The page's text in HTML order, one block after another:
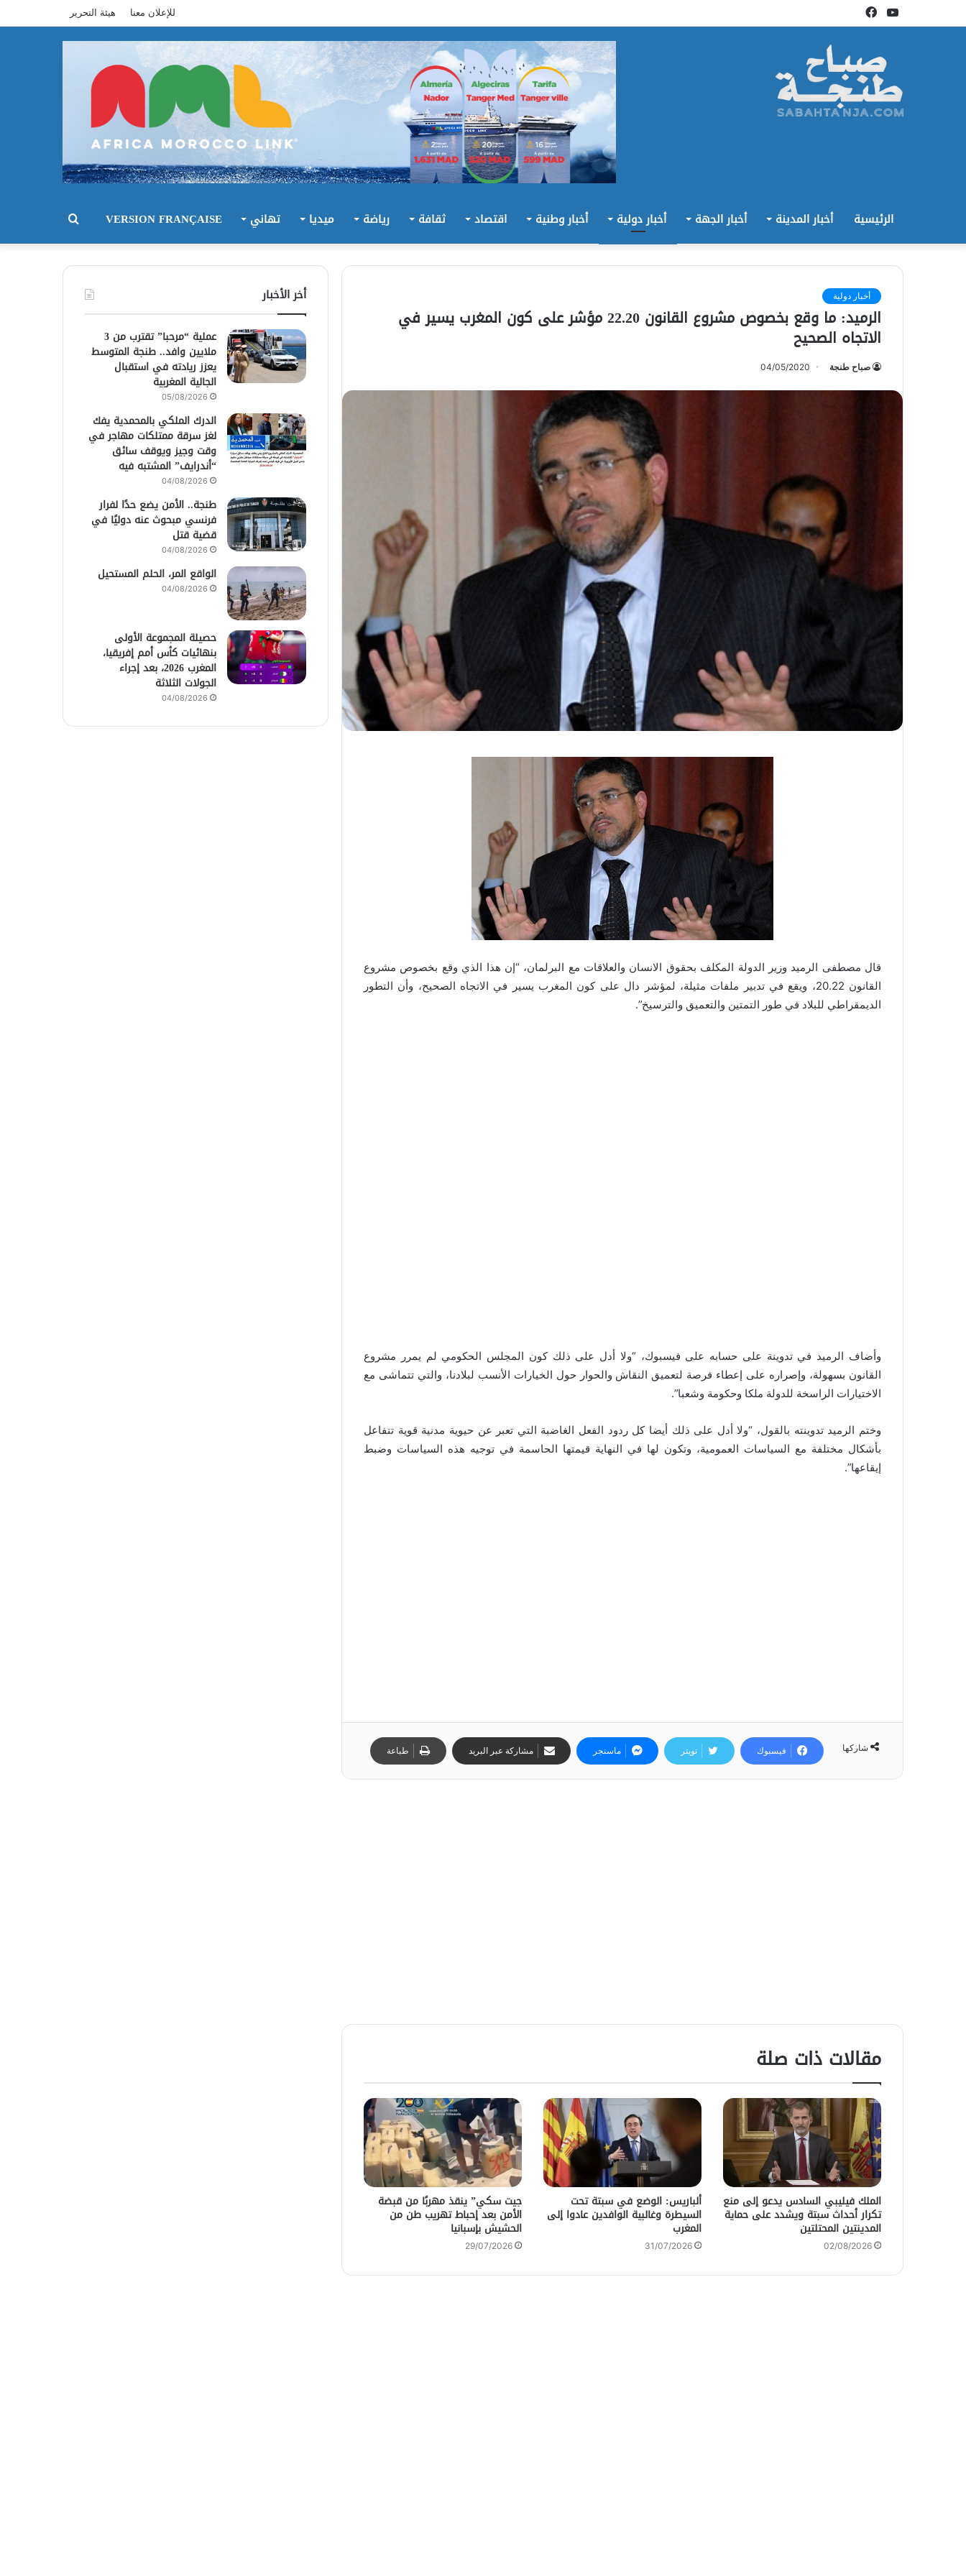
فيسبوكيوتيوب للإعلان معنا هيئة التحرير
الرئيسية أخبار المدينة أخبار الجهة أخبار دولية أخبار وطنية اقتصاد ثقافة رياضة ميديا تهاني VERSION FRANÇAISE بحث
أخبار دولية
الرميد: ما وقع بخصوص مشروع القانون 22.20 مؤشر على كون المغرب يسير في
الاتجاه الصحيح
صباح طنجة 04/05/2020
قال مصطفى الرميد وزير الدولة المكلف بحقوق الانسان والعلاقات مع البرلمان، “إن هذا الذي وقع بخصوص مشروع
القانون 20.22، ويقع في تدبير ملفات مثيلة، لمؤشر دال على كون المغرب يسير في الاتجاه الصحيح، وأن التطور
الديمقراطي للبلاد في طور التمتين والتعميق والترسيخ”.
وأضاف الرميد في تدوينة على حسابه على فيسبوك، “ولا أدل على ذلك كون المجلس الحكومي لم يمرر مشروع
القانون بسهولة، وإصراره على إعطاء فرصة لتعميق النقاش والحوار حول الخيارات الأنسب لبلادنا، والتي تتماشى مع
الاختيارات الراسخة للدولة ملكا وحكومة وشعبا”.
وختم الرميد تدوينته بالقول، “ولا أدل على ذلك أيضا كل ردود الفعل الغاضبة التي تعبر عن حيوية مدنية قوية تتفاعل
بأشكال مختلفة مع السياسات العمومية، وتكون لها في النهاية قيمتها الحاسمة في توجيه هذه السياسات وضبط
إيقاعها”.
شاركها فيسبوك تويتر ماسنجر مشاركة عبر البريد طباعة
مقالات ذات صلة
الملك فيليبي السادس يدعو إلى منع
تكرار أحداث سبتة ويشدد على حماية
المدينتين المحتلتين
02/08/2026
ألباريس: الوضع في سبتة تحت
السيطرة وغالبية الوافدين عادوا إلى
المغرب
31/07/2026
جيت سكي” ينقذ مهربًا من قبضة
الأمن بعد إحباط تهريب طن من
الحشيش بإسبانيا
29/07/2026
أخر الأخبار
عملية “مرحبا” تقترب من 3
ملايين وافد.. طنجة المتوسط
يعزز ريادته في استقبال
الجالية المغربية
05/08/2026
الدرك الملكي بالمحمدية يفك
لغز سرقة ممتلكات مهاجر في
وقت وجيز ويوقف سائق
“أندرايف” المشتبه فيه
04/08/2026
طنجة.. الأمن يضع حدًا لفرار
فرنسي مبحوث عنه دوليًا في
قضية قتل
04/08/2026
الواقع المر، الحلم المستحيل
04/08/2026
حصيلة المجموعة الأولى
بنهائيات كأس أمم إفريقيا،
المغرب 2026، بعد إجراء
الجولات الثلاثة
04/08/2026